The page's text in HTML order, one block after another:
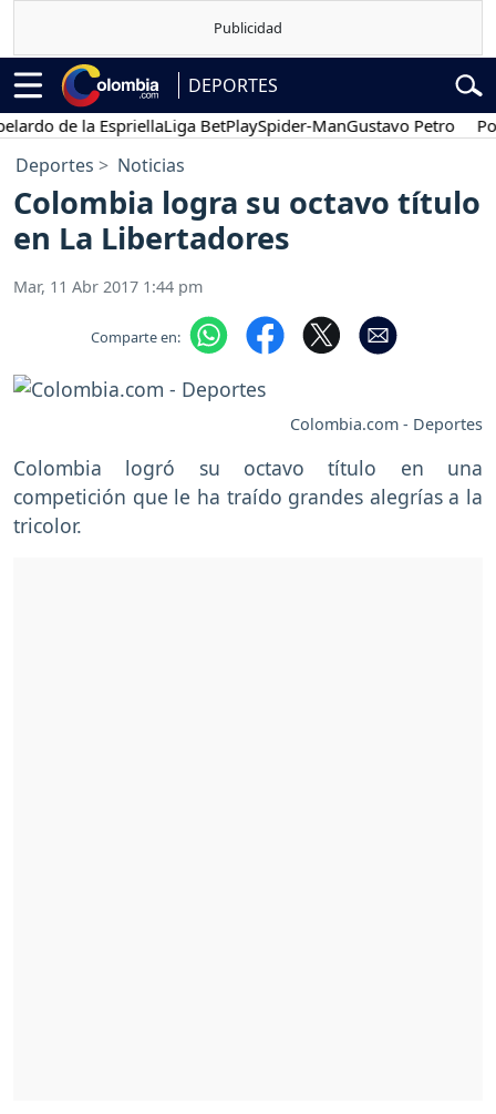
DEPORTES
de la EspriellaLiga BetPlaySpider-ManGustavo Petro
Deportes Noticias
Colombia logra su octavo título
en La Libertadores
Mar, 11 Abr 2017 1:44 pm
Comparte en:
Colombia.com - Deportes
Colombia logró su octavo título en una
competición que le ha traído grandes alegrías a la
tricolor.